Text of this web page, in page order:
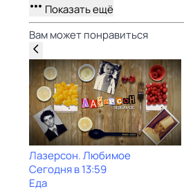
Показать ещё
Вам может понравиться
Лазерсон. Любимое
Сегодня в 13:59
Еда